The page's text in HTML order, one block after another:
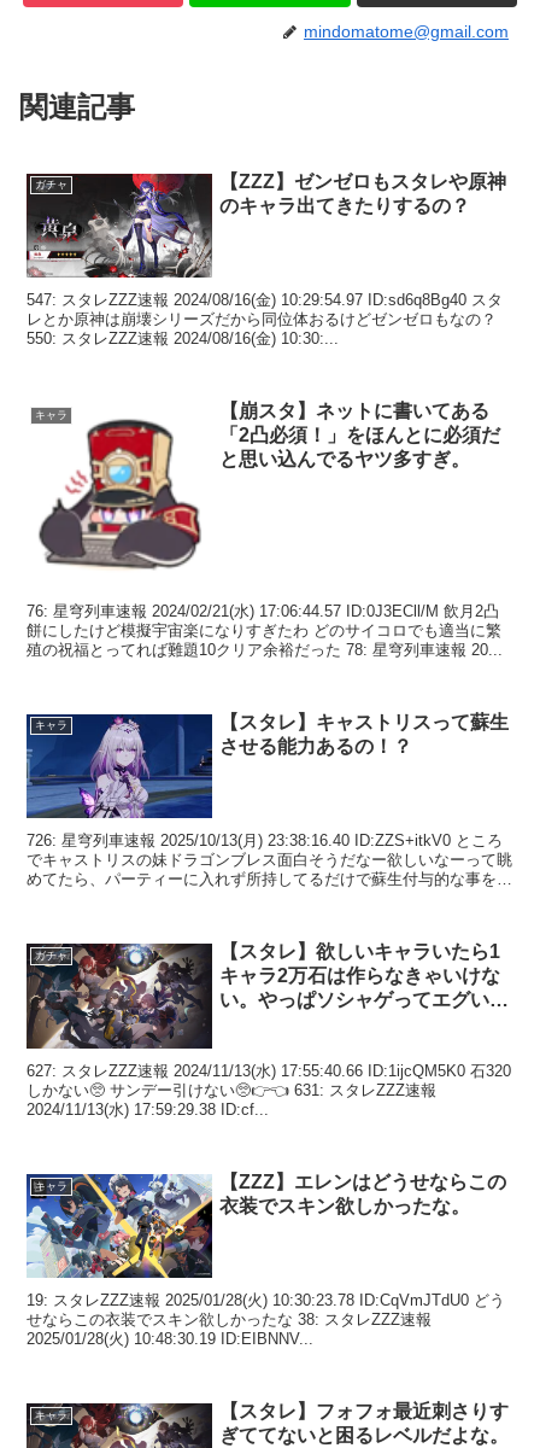
mindomatome@gmail.com
関連記事
ガチャ
【ZZZ】ゼンゼロもスタレや原神
のキャラ出てきたりするの？
547: スタレZZZ速報 2024/08/16(金) 10:29:54.97 ID:sd6q8Bg40 スタ
レとか原神は崩壊シリーズだから同位体おるけどゼンゼロもなの？
550: スタレZZZ速報 2024/08/16(金) 10:30:...
キャラ
【崩スタ】ネットに書いてある
「2凸必須！」をほんとに必須だ
と思い込んでるヤツ多すぎ。
76: 星穹列車速報 2024/02/21(水) 17:06:44.57 ID:0J3ECll/M 飲月2凸
餅にしたけど模擬宇宙楽になりすぎたわ どのサイコロでも適当に繁
殖の祝福とってれば難題10クリア余裕だった 78: 星穹列車速報 20...
キャラ
【スタレ】キャストリスって蘇生
させる能力あるの！？
726: 星穹列車速報 2025/10/13(月) 23:38:16.40 ID:ZZS+itkV0 ところ
でキャストリスの妹ドラゴンブレス面白そうだなー欲しいなーって眺
めてたら、パーティーに入れず所持してるだけで蘇生付与的な事を書
ガチャ
【スタレ】欲しいキャラいたら1
キャラ2万石は作らなきゃいけな
い。やっぱソシャゲってエグい…
627: スタレZZZ速報 2024/11/13(水) 17:55:40.66 ID:1ijcQM5K0 石320
しかない🥺 サンデー引けない🥺👉👈 631: スタレZZZ速報
2024/11/13(水) 17:59:29.38 ID:cf...
キャラ
【ZZZ】エレンはどうせならこの
衣装でスキン欲しかったな。
19: スタレZZZ速報 2025/01/28(火) 10:30:23.78 ID:CqVmJTdU0 どう
せならこの衣装でスキン欲しかったな 38: スタレZZZ速報
2025/01/28(火) 10:48:30.19 ID:EIBNNV...
キャラ
【スタレ】フォフォ最近刺さりす
ぎててないと困るレベルだよな。